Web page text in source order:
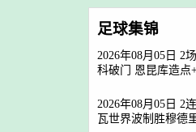
足球集锦
2026年08月05日 2
科破门 恩昆库造点
2026年08月05日 2
瓦世界波制胜穆德